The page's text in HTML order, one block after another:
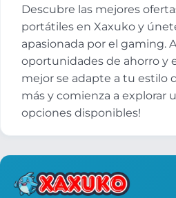
Descubre las mejores
portátiles en Xaxuko y
apasionada por el gaming.
oportunidades de ahorro y
mejor se adapte a tu estilo
más y comienza a explorar
opciones disponibles!